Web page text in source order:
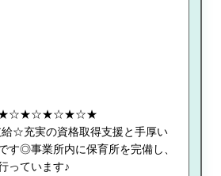
☆充実の資格取得支援と手厚い
す◎事業所内に保育所を完備し、
っています♪